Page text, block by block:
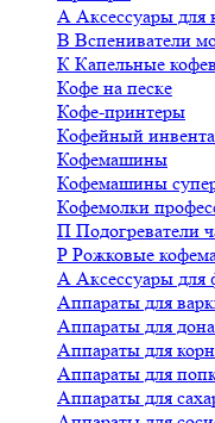
А Аксессуары для
В Вспениватели
К Капельные
Кофе на песке
Кофе-принтеры
Кофейный
Кофемашины
Кофемашины
Кофемолки
П Подогреватели
Р Рожковые
А Аксессуары для
Аппараты для
Аппараты для
Аппараты для
Аппараты для
Аппараты для